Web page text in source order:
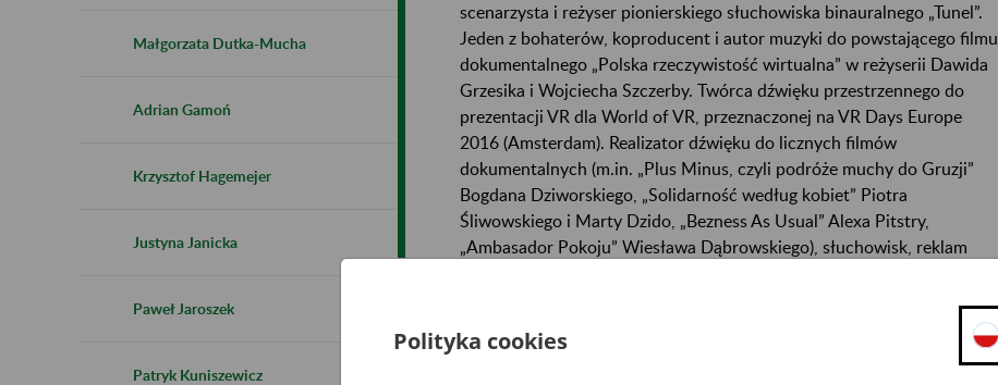
Małgorzata Dutka-Mucha
Adrian Gamoń
Krzysztof Hagemejer
Justyna Janicka
Paweł Jaroszek
Patryk Kuniszewicz
scenarzysta i reżyser pionierskiego słuchowiska binauralnego „Tunel”.
Jeden z bohaterów, koproducent i autor muzyki do powstającego filmu
dokumentalnego „Polska rzeczywistość wirtualna” w reżyserii Dawida
Grzesika i Wojciecha Szczerby. Twórca dźwięku przestrzennego do
prezentacji VR dla World of VR, przeznaczonej na VR Days Europe
2016 (Amsterdam). Realizator dźwięku do licznych filmów
dokumentalnych (m.in. „Plus Minus, czyli podróże muchy do Gruzji”
Bogdana Dziworskiego, „Solidarność według kobiet” Piotra
Śliwowskiego i Marty Dzido, „Bezness As Usual” Alexa Pitstry,
„Ambasador Pokoju” Wiesława Dąbrowskiego), słuchowisk, reklam
Polityka cookies